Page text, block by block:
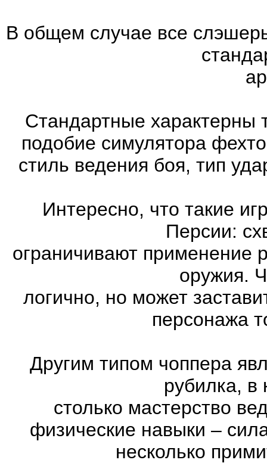
В общем случае все
Стандартные характерны
подобие симулятора
стиль ведения боя, тип
Интересно, что такие
Персии:
ограничивают
оружия.
логично, но может
персонажа
Другим типом чоппера
рубилка, в
столько мастерство
физические навыки –
несколько